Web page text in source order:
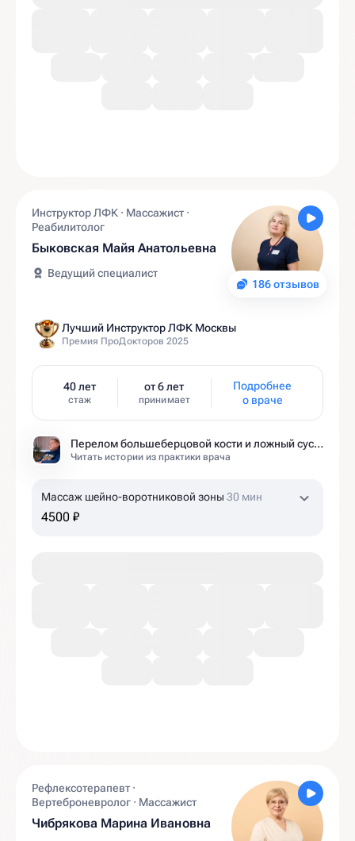
186 отзывов
Инструктор ЛФК · Массажист ·
Реабилитолог
Быковская Майя Анатольевна
Ведущий специалист
Лучший Инструктор ЛФК Москвы
Премия ПроДокторов 2025
40 лет
стаж
от 6 лет
принимает
Подробнее
о враче
Перелом большеберцовой кости и ложный сустав: моя история восстановления длиной в полтора года
Читать истории из практики врача
Массаж шейно-воротниковой зоны 30 мин
4500 ₽
Рефлексотерапевт ·
Вертеброневролог · Массажист
Чибрякова Марина Ивановна